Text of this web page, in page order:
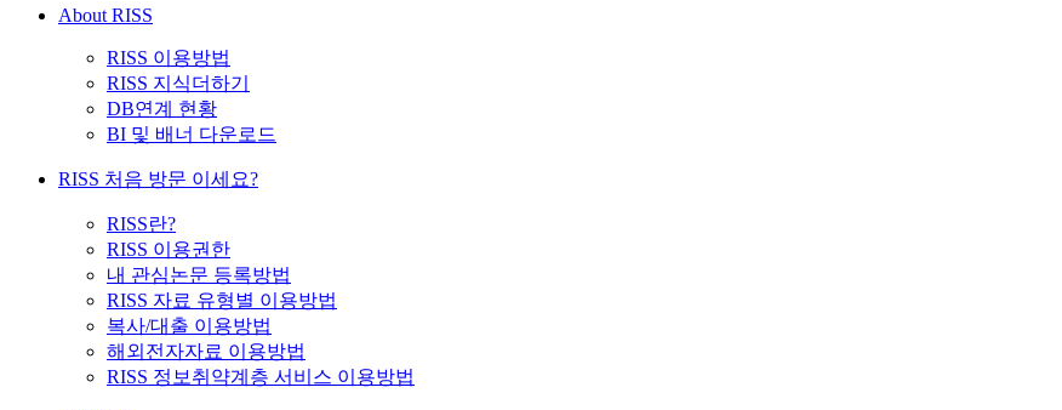
About RISS
RISS 이용방법
RISS 지식더하기
DB연계 현황
BI 및 배너 다운로드
RISS 처음 방문 이세요?
RISS란?
RISS 이용권한
내 관심논문 등록방법
RISS 자료 유형별 이용방법
복사/대출 이용방법
해외전자자료 이용방법
RISS 정보취약계층 서비스 이용방법